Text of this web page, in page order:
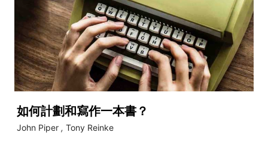
如何計劃和寫作一本書？
John Piper , Tony Reinke